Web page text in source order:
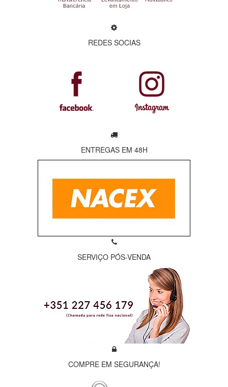
REDES SOCIAS
ENTREGAS EM 48H
SERVIÇO PÓS-VENDA
COMPRE EM SEGURANÇA!